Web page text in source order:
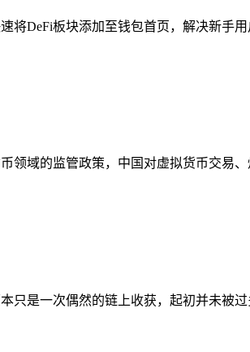
将DeFi板块添加至钱包首页，解决新手
领域的监管政策，中国对虚拟货币交易
只是一次偶然的链上收获，起初并未被